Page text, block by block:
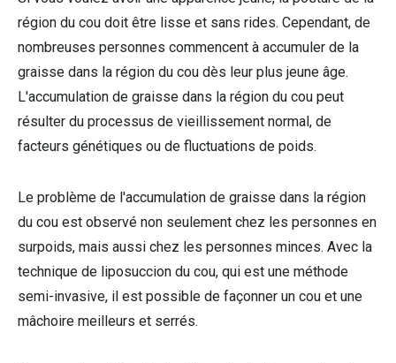
région du cou doit être lisse et sans rides. Cependant, de
nombreuses personnes commencent à accumuler de la
graisse dans la région du cou dès leur plus jeune âge.
L'accumulation de graisse dans la région du cou peut
résulter du processus de vieillissement normal, de
facteurs génétiques ou de fluctuations de poids.
Le problème de l'accumulation de graisse dans la région
du cou est observé non seulement chez les personnes en
surpoids, mais aussi chez les personnes minces. Avec la
technique de liposuccion du cou, qui est une méthode
semi-invasive, il est possible de façonner un cou et une
mâchoire meilleurs et serrés.